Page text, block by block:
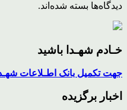
دیدگاه‌ها بسته شده‌اند.
خـادم شهـدا باشید
جهت تکمیل بانک اطـلاعات
اخبار برگزیده